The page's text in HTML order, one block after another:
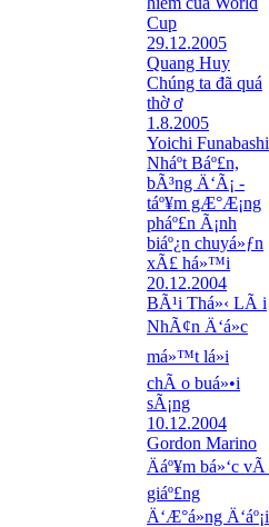
Cup
29.12.2005
Quang Huy
Chúng ta đã quá
thờ ơ
1.8.2005
Yoichi Funabashi
Nháº­t Báº£n,
bÃ³ng Ä‘Ã¡ -
táº¥m gÆ°Æ¡ng
pháº£n Ã¡nh
biáº¿n chuyá»ƒn
xÃ£ há»™i
20.12.2004
BÃ¹i Thá»‹ LÃ i
NhÃ¢n Ä‘á»c
má»™t lá»i
chÃ o buá»•i
sÃ¡ng
10.12.2004
Gordon Marino
Äáº¥m bá»‘c vÃ
giáº£ng
Ä‘Æ°á»ng Ä‘áº¡i